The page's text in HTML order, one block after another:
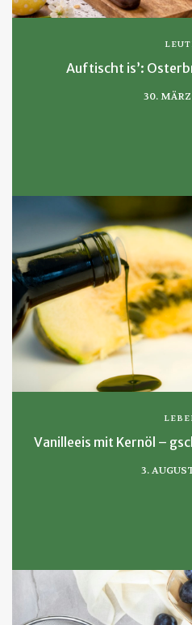
Auftischt is’:
30.
Vanilleeis mit Kernöl –
3.